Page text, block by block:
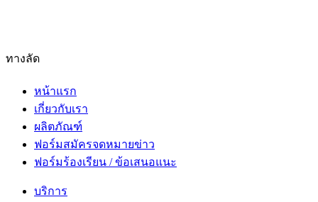
ทางลัด
หน้าแรก
เกี่ยวกับเรา
ผลิตภัณฑ์
ฟอร์มสมัครจดหมายข่าว
ฟอร์มร้องเรียน / ข้อเสนอแนะ
บริการ